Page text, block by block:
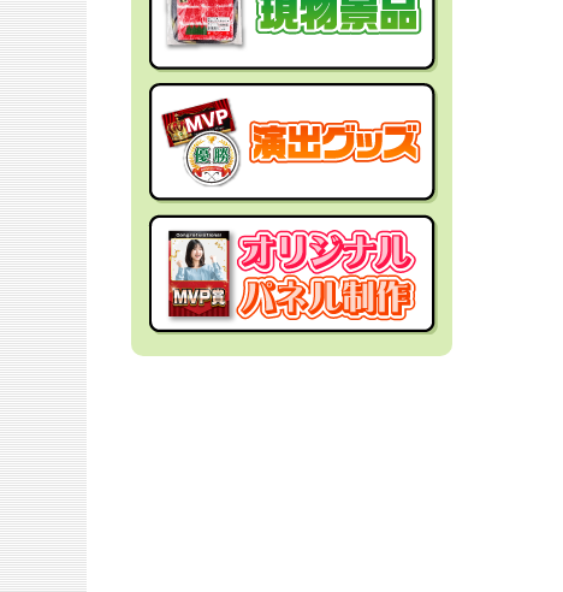
盛り上げたい時はコレ！
面白・変わった景品
金運アップ！？景品
男性向け景品
女性向け景品
社内イベントの景品
福利厚生・インセンティブ
結婚式の景品
忘年会の景品